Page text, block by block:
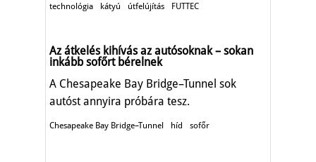
technológia kátyú útfelújítás FUTTEC
Az átkelés kihívás az autósoknak – sokan
inkább sofőrt bérelnek
A Chesapeake Bay Bridge–Tunnel sok
autóst annyira próbára tesz.
Chesapeake Bay Bridge–Tunnel híd sofőr